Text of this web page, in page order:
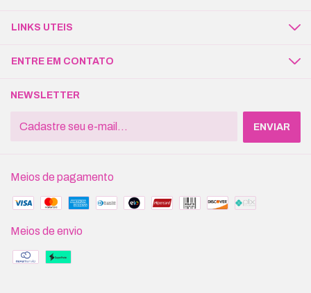
LINKS UTEIS
ENTRE EM CONTATO
NEWSLETTER
Meios de pagamento
Meios de envio